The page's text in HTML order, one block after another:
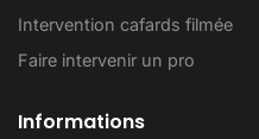
Intervention cafards filmée
Faire intervenir un pro
Informations